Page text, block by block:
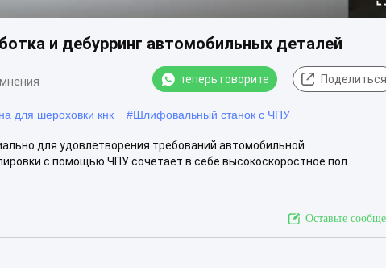
и дебурринг автомобильных деталей
теперь говорите Поделиться
для шероховки кнк #Шлифовальный станок с ЧПУ
для удовлетворения требований автомобильной
с помощью ЧПУ сочетает в себе высокоскоростное пол...
Оставьте